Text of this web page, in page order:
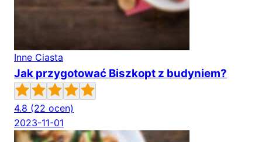
Inne Ciasta
Jak przygotować Biszkopt z budyniem?
4.8 (22 ocen)
2023-11-01